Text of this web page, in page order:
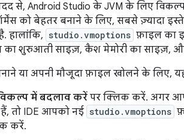
से, Android Studio के JVM के लिए
को बेहतर बनाने के लिए, सबसे ज़्यादा
हालांकि, studio.vmoptions फ़ाइल का
का शुरुआती साइज़, कैश मेमोरी का साइज़,
या अपनी मौजूदा फ़ाइल खोलने के लिए,
में बदलाव करेंपर क्लिक करें. अगर
तो IDE आपको नई studio.vmoptions
करें.